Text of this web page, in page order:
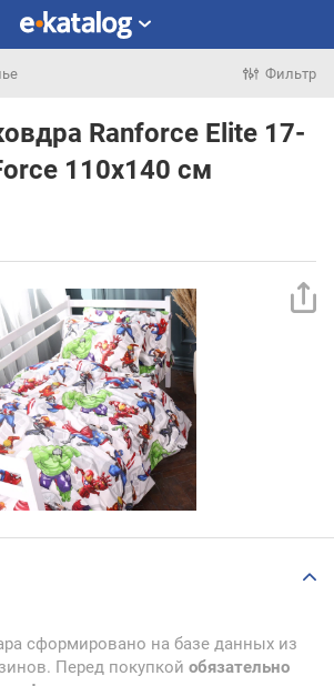
Фильтр
Ranforce Elite 17-
110х140 см
сформировано на базе данных из
Перед покупкой обязательно